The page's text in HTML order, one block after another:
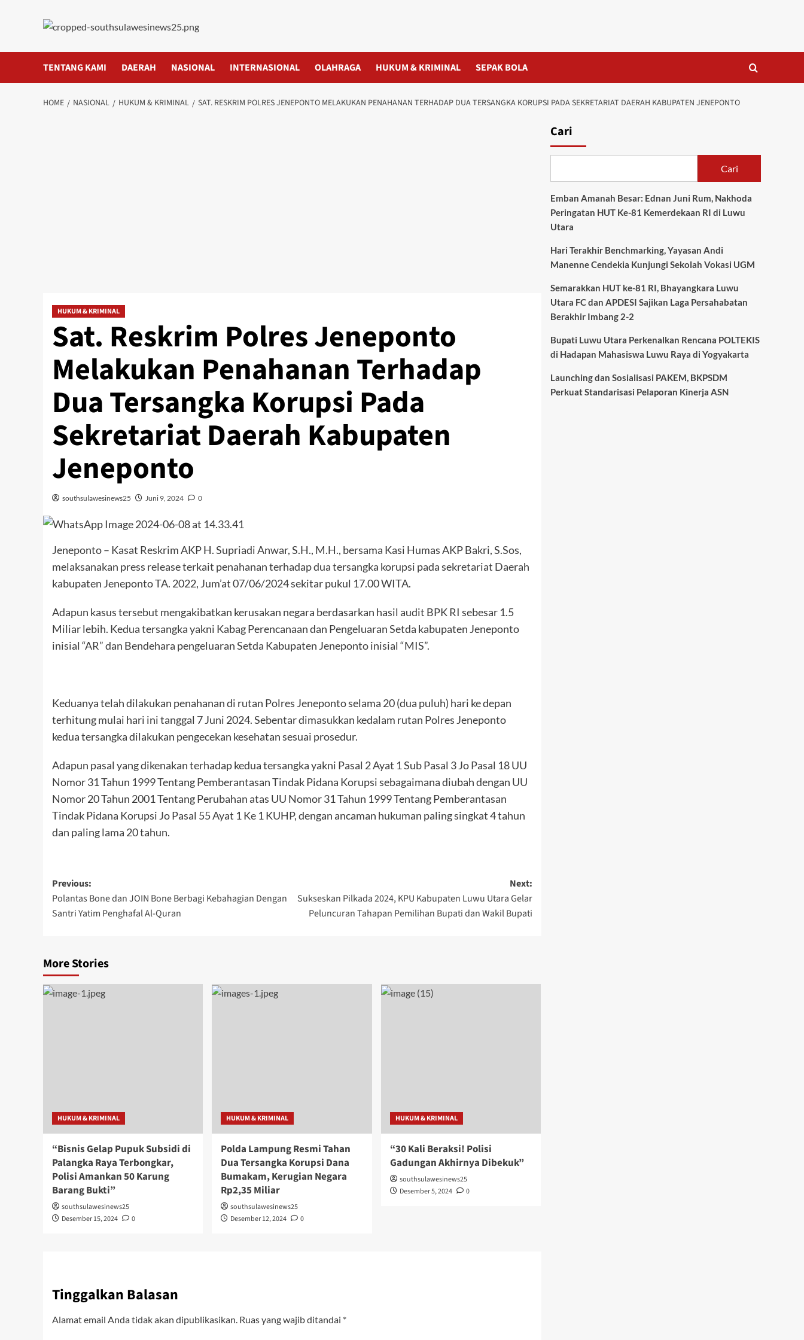
TENTANG KAMI DAERAH NASIONAL INTERNASIONAL OLAHRAGA HUKUM & KRIMINAL SEPAK BOLA
HOME NASIONAL HUKUM & KRIMINAL SAT. RESKRIM POLRES JENEPONTO MELAKUKAN PENAHANAN TERHADAP DUA TERSANGKA KORUPSI PADA SEKRETARIAT DAERAH KABUPATEN JENEPONTO
HUKUM & KRIMINAL
Sat. Reskrim Polres Jeneponto
Melakukan Penahanan Terhadap
Dua Tersangka Korupsi Pada
Sekretariat Daerah Kabupaten
Jeneponto
southsulawesinews25 Juni 9, 2024 0
Jeneponto – Kasat Reskrim AKP H. Supriadi Anwar, S.H., M.H., bersama Kasi Humas AKP Bakri, S.Sos,
melaksanakan press release terkait penahanan terhadap dua tersangka korupsi pada sekretariat Daerah
kabupaten Jeneponto TA. 2022, Jum’at 07/06/2024 sekitar pukul 17.00 WITA.
Adapun kasus tersebut mengakibatkan kerusakan negara berdasarkan hasil audit BPK RI sebesar 1.5
Miliar lebih. Kedua tersangka yakni Kabag Perencanaan dan Pengeluaran Setda kabupaten Jeneponto
inisial “AR” dan Bendehara pengeluaran Setda Kabupaten Jeneponto inisial “MIS”.
Keduanya telah dilakukan penahanan di rutan Polres Jeneponto selama 20 (dua puluh) hari ke depan
terhitung mulai hari ini tanggal 7 Juni 2024. Sebentar dimasukkan kedalam rutan Polres Jeneponto
kedua tersangka dilakukan pengecekan kesehatan sesuai prosedur.
Adapun pasal yang dikenakan terhadap kedua tersangka yakni Pasal 2 Ayat 1 Sub Pasal 3 Jo Pasal 18 UU
Nomor 31 Tahun 1999 Tentang Pemberantasan Tindak Pidana Korupsi sebagaimana diubah dengan UU
Nomor 20 Tahun 2001 Tentang Perubahan atas UU Nomor 31 Tahun 1999 Tentang Pemberantasan
Tindak Pidana Korupsi Jo Pasal 55 Ayat 1 Ke 1 KUHP, dengan ancaman hukuman paling singkat 4 tahun
dan paling lama 20 tahun.
Post
navigation
Previous:
Polantas Bone dan JOIN Bone Berbagi Kebahagian Dengan
Santri Yatim Penghafal Al-Quran
Next:
Sukseskan Pilkada 2024, KPU Kabupaten Luwu Utara Gelar
Peluncuran Tahapan Pemilihan Bupati dan Wakil Bupati
More Stories
HUKUM & KRIMINAL
“Bisnis Gelap Pupuk Subsidi di
Palangka Raya Terbongkar,
Polisi Amankan 50 Karung
Barang Bukti”
southsulawesinews25
Desember 15, 2024
0
HUKUM & KRIMINAL
Polda Lampung Resmi Tahan
Dua Tersangka Korupsi Dana
Bumakam, Kerugian Negara
Rp2,35 Miliar
southsulawesinews25
Desember 12, 2024
0
HUKUM & KRIMINAL
“30 Kali Beraksi! Polisi
Gadungan Akhirnya Dibekuk”
southsulawesinews25
Desember 5, 2024
0
Tinggalkan Balasan
Alamat email Anda tidak akan dipublikasikan. Ruas yang wajib ditandai *
Cari
Cari
Emban Amanah Besar: Ednan Juni Rum, Nakhoda
Peringatan HUT Ke-81 Kemerdekaan RI di Luwu
Utara
Hari Terakhir Benchmarking, Yayasan Andi
Manenne Cendekia Kunjungi Sekolah Vokasi UGM
Semarakkan HUT ke-81 RI, Bhayangkara Luwu
Utara FC dan APDESI Sajikan Laga Persahabatan
Berakhir Imbang 2-2
Bupati Luwu Utara Perkenalkan Rencana POLTEKIS
di Hadapan Mahasiswa Luwu Raya di Yogyakarta
Launching dan Sosialisasi PAKEM, BKPSDM
Perkuat Standarisasi Pelaporan Kinerja ASN